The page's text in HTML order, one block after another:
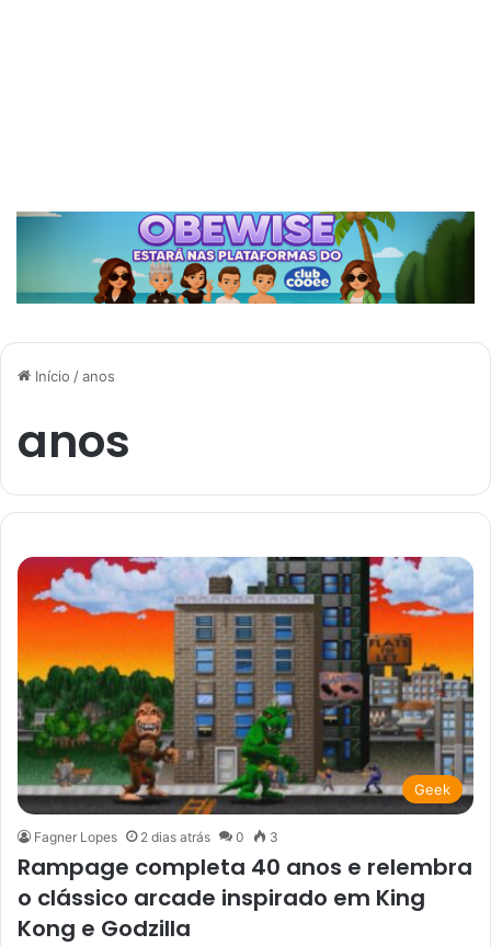
Início /anos
anos
Geek
Fagner Lopes 2 dias atrás 0 3
Rampage completa 40 anos e relembra
o clássico arcade inspirado em King
Kong e Godzilla